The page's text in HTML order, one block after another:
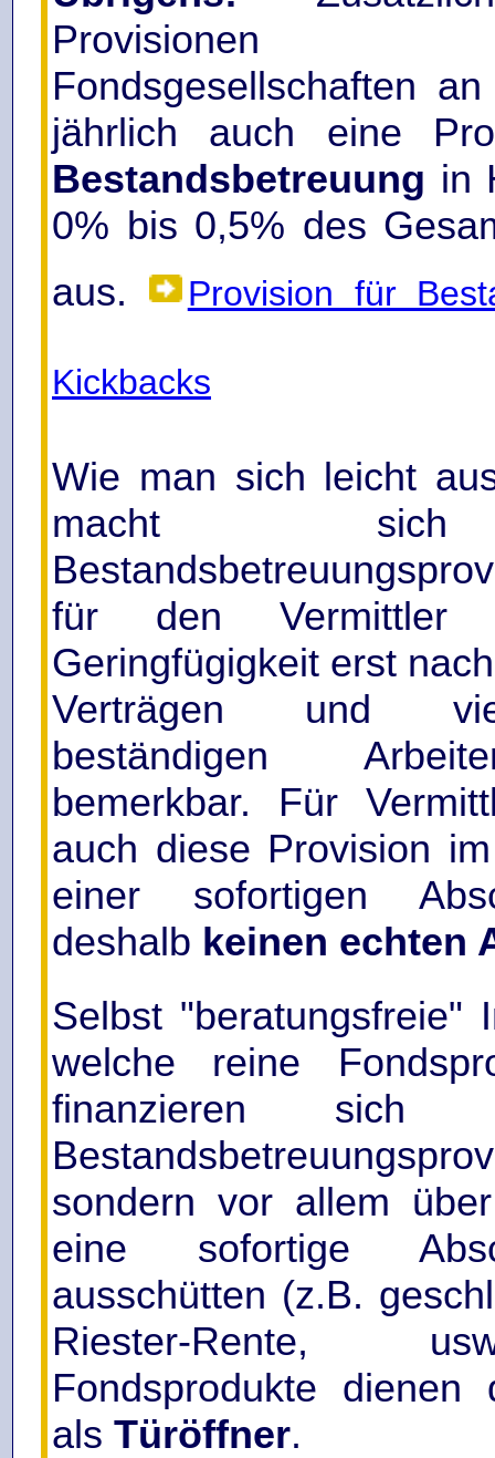
Fondsgesellschaften
jährlich auch eine
Bestandsbetreuung in
0% bis 0,5% des
aus.
Provision für
Kickbacks
Wie man sich leicht
macht
für den Vermittler
Geringfügigkeit erst
Verträgen und
beständigen
bemerkbar. Für
auch diese Provision
einer sofortigen
deshalb keinen echten
Selbst "beratungsfreie"
welche reine
finanzieren sich
sondern vor allem
eine sofortige
ausschütten (z.B.
Riester-Rente,
Fondsprodukte
als Türöffner.